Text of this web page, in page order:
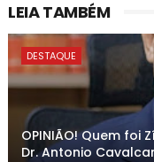
LEIA TAMBÉM
DESTAQUE
OPINIÃO! Quem
Dr. Antonio